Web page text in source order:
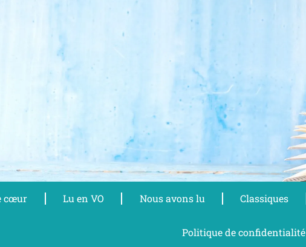
cœur Lu en VO Nous avons lu Classiques
Politique de confidentialité